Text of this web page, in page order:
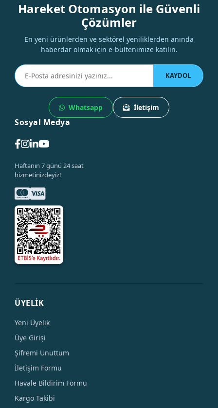
Hareket Otomasyon ile Güvenli
Çözümler
En yeni ürünlerden ve sektörel yeniliklerden anında
haberdar olmak için e-bültenimize katılın.
KAYDOL
Whatsapp İletişim
Sosyal Medya
Haftanın 7 günü 24 saat
hizmetinizdeyiz!
ÜYELİK
Yeni Üyelik
Üye Girişi
Şifremi Unuttum
İletişim Formu
Havale Bildirim Formu
Kargo Takibi